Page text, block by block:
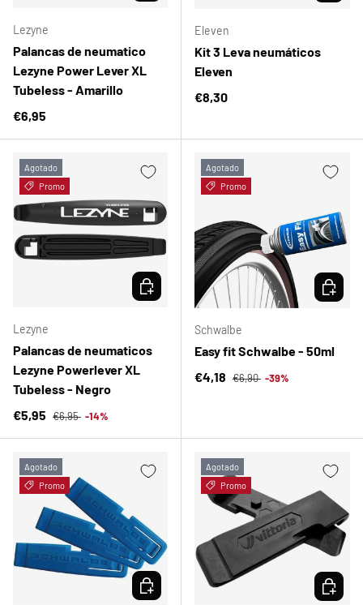
Lezyne
Palancas de neumatico
Lezyne Power Lever XL
Tubeless - Amarillo
Precio normal
€6,95
Eleven
Kit 3 Leva neumáticos
Eleven
Precio normal
€8,30
Agotado
Promo
Lezyne
Palancas de neumaticos
Lezyne Powerlever XL
Tubeless - Negro
Precio de venta
€5,95 Precio normal
€6,95 -14%
ELEGIR OPCIONES
Agotado
Promo
Schwalbe
Easy fit Schwalbe - 50ml
Precio de venta
€4,18 Precio normal
€6,90 -39%
ELEGIR
Agotado
Promo
ELEGIR OPCIONES
Agotado
Promo
ELEGIR